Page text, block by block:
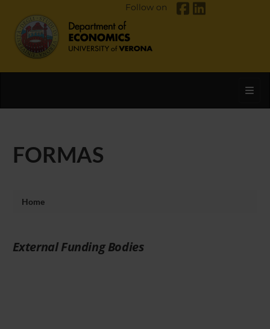
Follow on
FORMAS
Home
External Funding Bodies